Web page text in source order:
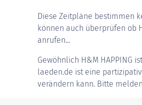
Diese Zeitpläne bestimmen
können auch überprüfen ob
anrufen...
Gewöhnlich H&M HAPPING
laeden.de ist eine
verändern kann. Bitte